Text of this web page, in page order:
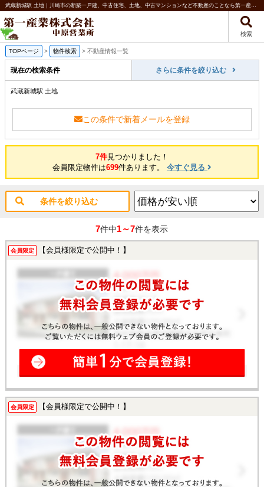
武蔵新城駅 土地｜川崎市の新築一戸建、中古住宅、土地、中古マンションなど不動産のことなら第一産業株式会社 中原営業所
検索
TOPページ > 物件検索 > 不動産情報一覧
現在の検索条件 さらに条件を絞り込む
武蔵新城駅 土地
この条件で新着メールを登録
7件見つかりました！
会員限定物件は699件あります。 今すぐ見る
条件を絞り込む
7件中1～7件を表示
会員限定 【会員様限定で公開中！】
会員限定 【会員様限定で公開中！】